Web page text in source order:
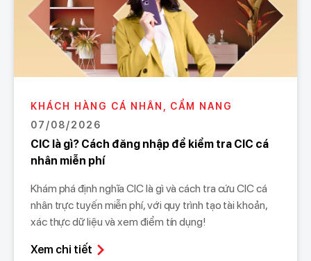
KHÁCH HÀNG CÁ NHÂN, CẨM NANG
07/08/2026
CIC là gì? Cách đăng nhập để kiểm tra CIC cá
nhân miễn phí
Khám phá định nghĩa CIC là gì và cách tra cứu CIC cá
nhân trực tuyến miễn phí, với quy trình tạo tài khoản,
xác thực dữ liệu và xem điểm tín dụng!
Xem chi tiết